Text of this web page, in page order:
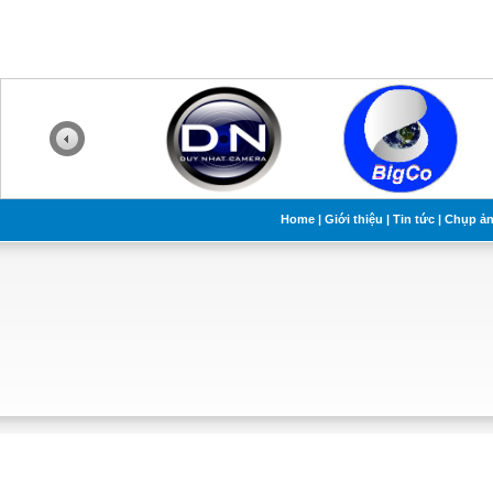
Home| Giới thiệu | Tin tức| Chụp